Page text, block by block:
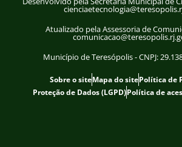
Atualizado pela Assessoria de
Município de Teresópolis - CNPJ:
Sobre o siteMapa do sitePolítica de
Proteção de Dados (LGPD)Política de